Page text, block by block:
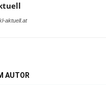
aktuell.at
AUTOR